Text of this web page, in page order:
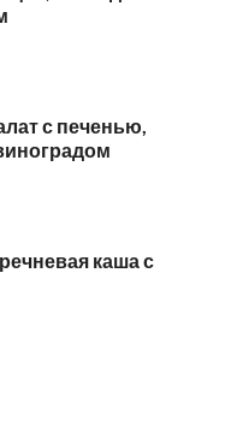
с печенью,
каша с